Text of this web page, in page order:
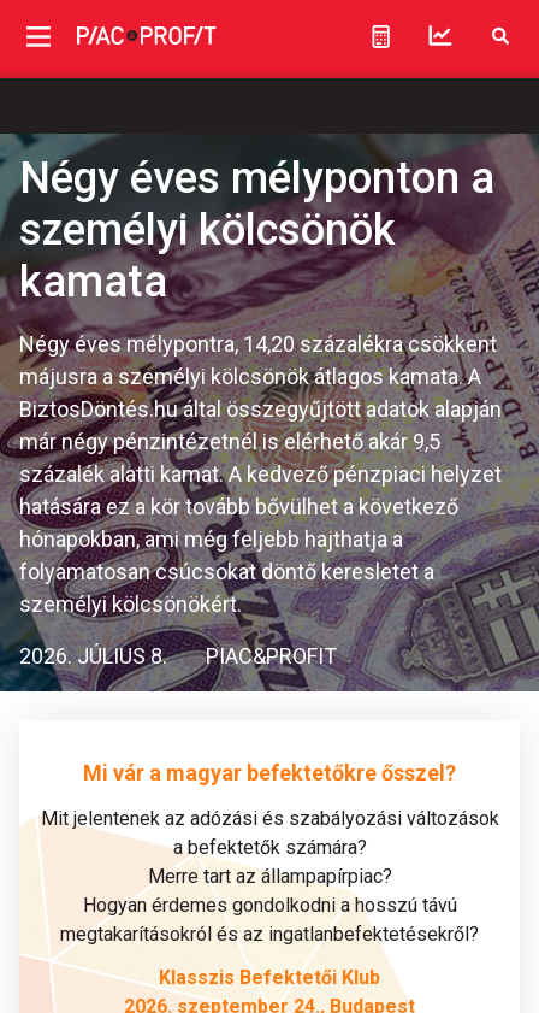
Négy éves mélyponton a
személyi kölcsönök
kamata
Négy éves mélypontra, 14,20 százalékra csökkent
májusra a személyi kölcsönök átlagos kamata. A
BiztosDöntés.hu által összegyűjtött adatok alapján
már négy pénzintézetnél is elérhető akár 9,5
százalék alatti kamat. A kedvező pénzpiaci helyzet
hatására ez a kör tovább bővülhet a következő
hónapokban, ami még feljebb hajthatja a
folyamatosan csúcsokat döntő keresletet a
személyi kölcsönökért.
2026. JÚLIUS 8. PIAC&PROFIT
Mi vár a magyar befektetőkre ősszel?
Mit jelentenek az adózási és szabályozási változások
a befektetők számára?
Merre tart az állampapírpiac?
Hogyan érdemes gondolkodni a hosszú távú
megtakarításokról és az ingatlanbefektetésekről?
Klasszis Befektetői Klub
2026. szeptember 24., Budapest